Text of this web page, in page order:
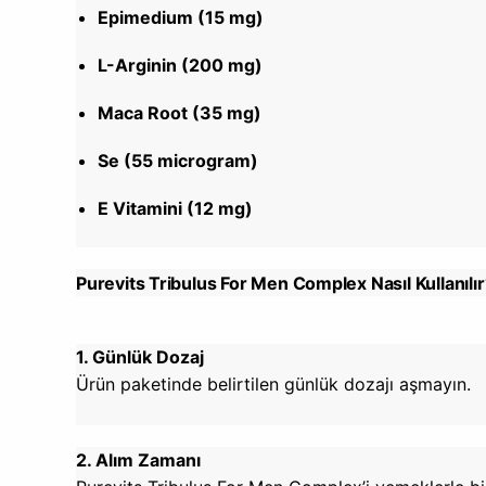
Epimedium (15 mg)
L-Arginin (200 mg)
Maca Root (35 mg)
Se (55 microgram)
E Vitamini (12 mg)
Purevits Tribulus For Men Complex Nasıl
1. Günlük Dozaj
Ürün paketinde belirtilen günlük dozajı aşmayın.
2. Alım Zamanı